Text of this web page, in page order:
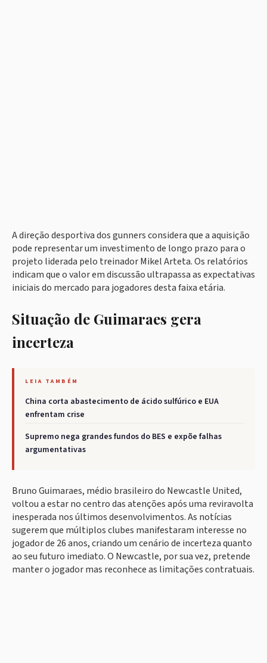
A direção desportiva dos gunners considera que a aquisição
pode representar um investimento de longo prazo para o
projeto liderada pelo treinador Mikel Arteta. Os relatórios
indicam que o valor em discussão ultrapassa as expectativas
iniciais do mercado para jogadores desta faixa etária.
Situação de Guimaraes gera
incerteza
LEIA TAMBÉM
China corta abastecimento de ácido sulfúrico e EUA
enfrentam crise
Supremo nega grandes fundos do BES e expõe falhas
argumentativas
Bruno Guimaraes, médio brasileiro do Newcastle United,
voltou a estar no centro das atenções após uma reviravolta
inesperada nos últimos desenvolvimentos. As notícias
sugerem que múltiplos clubes manifestaram interesse no
jogador de 26 anos, criando um cenário de incerteza quanto
ao seu futuro imediato. O Newcastle, por sua vez, pretende
manter o jogador mas reconhece as limitações contratuais.